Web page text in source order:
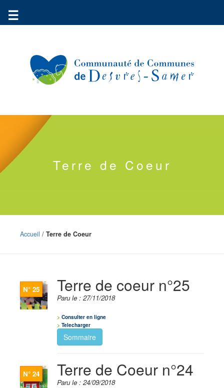
Communauté
Environnement
Petite
enfance
Économie
31
Office
de
Tourisme
☰
Terre de Coeur
Accueil / Terre de Coeur
N° 25 Terre de coeur n°25
Paru le : 27/11/2018
Consulter en ligne
Telecharger
Sommaire
N° 24 Terre de Coeur n°24
Paru le : 24/09/2018